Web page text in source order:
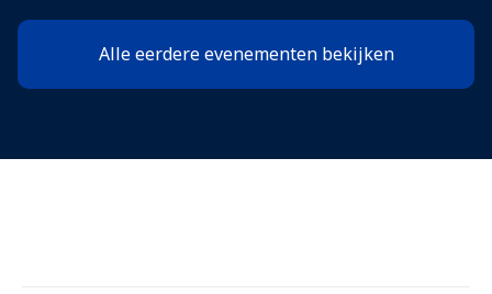
Alle eerdere evenementen bekijken